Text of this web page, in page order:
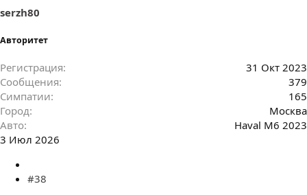
serzh80
Авторитет
Регистрация
31 Окт 2023
Сообщения
379
Симпатии
165
Город
Москва
Авто
Haval M6 2023
3 Июл 2026
#38